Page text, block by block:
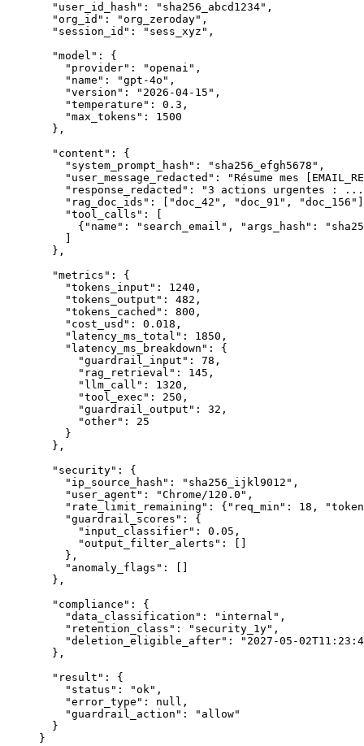
  "user_id_hash"
: "sha256_abcd1234" ,
  "org_id"
: "org_zeroday" ,
  "session_id"
: "sess_xyz" ,
  "model"
: {
    "provider"
: "openai" ,
    "name"
: "gpt-4o" ,
    "version"
: "2026-04-15" ,
    "temperature"
: 0.3 ,
    "max_tokens"
: 1500
  },
  "content"
: {
    "system_prompt_hash"
: "sha256_efgh5678" ,
    "user_message_redacted"
:
"Résume mes
    "response_redacted"
:
"3 actions urgentes :
    "rag_doc_ids"
: [ "doc_42" , "doc_91" , "doc_156"
    "tool_calls"
: [
      {
"name" : "search_email" , "args_hash" :
  },
  "metrics"
: {
    "tokens_input"
: 1240 ,
    "tokens_output"
: 482 ,
    "tokens_cached"
: 800 ,
    "cost_usd"
: 0.018 ,
    "latency_ms_total"
: 1850 ,
    "latency_ms_breakdown"
: {
      "guardrail_input"
: 78 ,
      "rag_retrieval"
: 145 ,
      "llm_call"
: 1320 ,
      "tool_exec"
: 250 ,
      "guardrail_output"
: 32 ,
      "other"
: 25
    }
  },
  "security"
: {
    "ip_source_hash"
: "sha256_ijkl9012" ,
    "user_agent"
: "Chrome/120.0" ,
    "rate_limit_remaining"
: { "req_min" : 18 ,
    "guardrail_scores"
: {
      "input_classifier"
: 0.05 ,
      "output_filter_alerts"
: []
    },
    "anomaly_flags"
: []
  },
  "compliance"
: {
    "data_classification"
: "internal" ,
    "retention_class"
: "security_1y" ,
    "deletion_eligible_after"
:
"2027-05-
  },
  "result"
: {
    "status"
: "ok" ,
    "error_type"
: null ,
    "guardrail_action"
:
"allow"
  }
}